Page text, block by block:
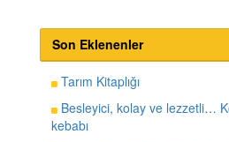
Son Eklenenler
Tarım Kitaplığı
Besleyici, kolay ve lezzetli…
kebabı